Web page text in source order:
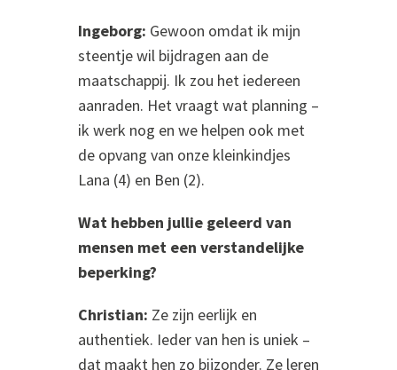
Ingeborg: Gewoon omdat ik mijn
steentje wil bijdragen aan de
maatschappij. Ik zou het iedereen
aanraden. Het vraagt wat planning –
ik werk nog en we helpen ook met
de opvang van onze kleinkindjes
Lana (4) en Ben (2).
Wat hebben jullie geleerd van
mensen met een verstandelijke
beperking?
Christian: Ze zijn eerlijk en
authentiek. Ieder van hen is uniek –
dat maakt hen zo bijzonder. Ze leren